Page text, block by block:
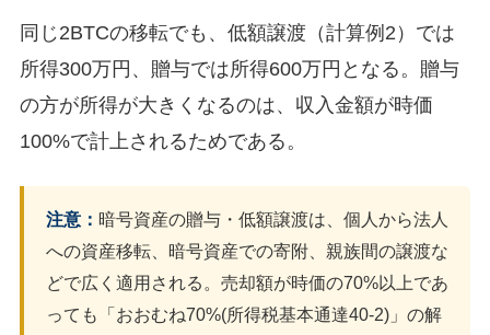
同じ2BTCの移転でも、低額譲渡（計算例2）では
所得300万円、贈与では所得600万円となる。贈与
の方が所得が大きくなるのは、収入金額が時価
100%で計上されるためである。
注意： 暗号資産の贈与・低額譲渡は、個人から法人
への資産移転、暗号資産での寄附、親族間の譲渡な
どで広く適用される。売却額が時価の70%以上であ
っても「おおむね70%(所得税基本通達40-2)」の解